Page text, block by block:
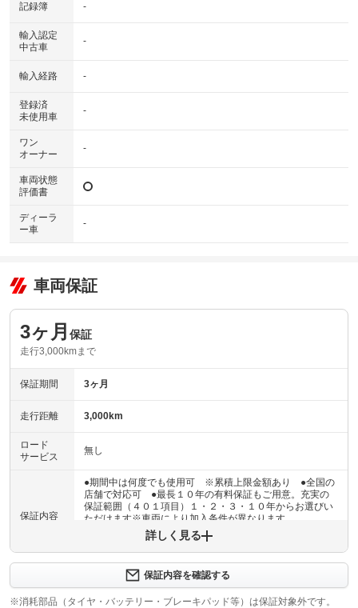
記録簿 -
輸入認定
中古車
-
輸入経路 -
登録済
未使用車
-
ワン
オーナー
-
車両状態
評価書
ディーラ
ー車
-
車両保証
3ヶ月 保証
走行3,000kmまで
保証期間 3ヶ月
走行距離 3,000km
ロード
サービス
無し
保証内容
●期間中は何度でも使用可 ※累積上限金額あり ●全国の
店舗で対応可 ●最長１０年の有料保証もご用意。充実の
保証範囲（４０１項目）１・２・３・１０年からお選びい
ただけます※車両により加入条件が異なります
保証項目
３ヶ月・３０００ｋｍ以内ならエンジン、トランスミッシ
ョン、ハイブリッド、ステアリング、ブレーキの各機構に
おける主要項目を無償修理（または交換）いたします。
詳しく見る
保証内容を確認する
※消耗部品（タイヤ・バッテリー・ブレーキパッド等）は保証対象外です。